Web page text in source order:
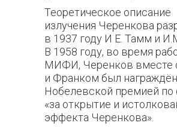
Теоретическое описание
излучения Черенкова
в 1937 году И Е. Тамм и
В 1958 году, во время
МИФИ, Черенков вместе
и Франком был награждён
Нобелевской премией по
«за открытие и
эффекта Черенкова».